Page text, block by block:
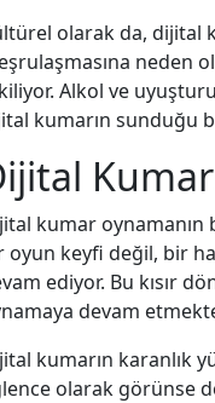
olarak da, dijital
neden
Alkol ve
kumarın sunduğu
kumar oynamanın
oyun keyfi değil, bir
ediyor. Bu kısır
devam
kumarın karanlık
olarak görünse